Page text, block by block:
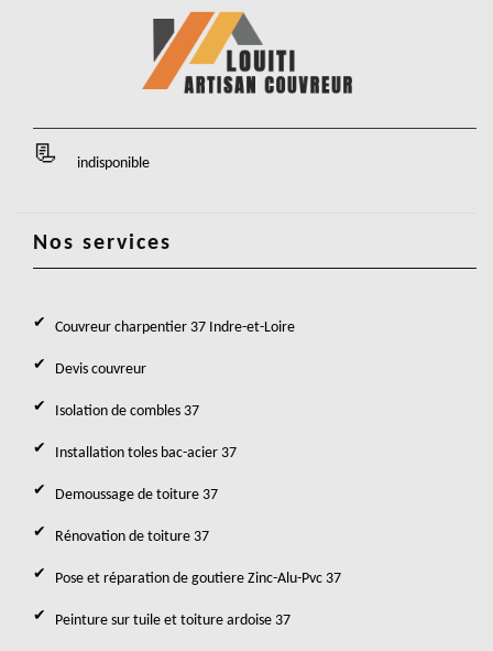
indisponible
Nos services
Couvreur charpentier 37 Indre-et-Loire
Devis couvreur
Isolation de combles 37
Installation toles bac-acier 37
Demoussage de toiture 37
Rénovation de toiture 37
Pose et réparation de goutiere Zinc-Alu-Pvc 37
Peinture sur tuile et toiture ardoise 37